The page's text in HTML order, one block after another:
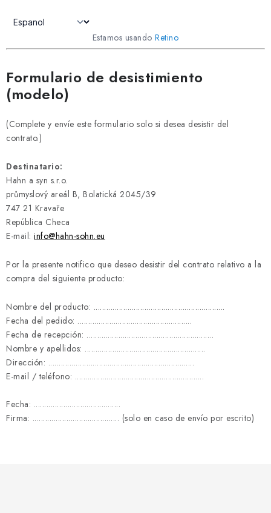
Estamos usandoRetino
Formulario de desistimiento
(modelo)
(Complete y envíe este formulario solo si desea desistir del
contrato.)
Destinatario:
Hahn a syn s.r.o.
průmyslový areál B, Bolatická 2045/39
747 21 Kravaře
República Checa
E-mail: info@hahn-sohn.eu
Por la presente notifico que deseo desistir del contrato relativo a la
compra del siguiente producto:
Nombre del producto: ..............................................................
Fecha del pedido: ......................................................
Fecha de recepción: ............................................................
Nombre y apellidos: .........................................................
Dirección: .....................................................................
E-mail / teléfono: .............................................................
Fecha: .........................................
Firma: ......................................... (solo en caso de envío por escrito)